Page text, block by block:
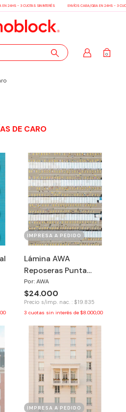
24HS - 3 CUOTAS SIN INTERÉS ENVÍOS CABA/GBA EN 24HS - 3
0
DE CARO
IMPRESA A PEDIDO
Lámina AWA
Reposeras Punta
Mogotes
Por: AWA
$24.000
Precio s/imp. nac. : $19.835
3 cuotas sin interés de $8.000,00
IMPRESA A PEDIDO